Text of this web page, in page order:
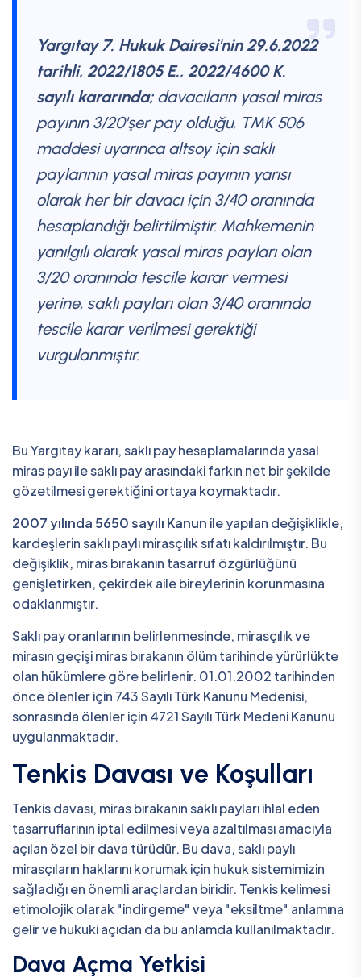
Yargıtay 7. Hukuk Dairesi'nin 29.6.2022
tarihli, 2022/1805 E., 2022/4600 K.
sayılı kararında;davacıların yasal miras
payının 3/20'şer pay olduğu, TMK 506
maddesi uyarınca altsoy için saklı
paylarının yasal miras payının yarısı
olarak her bir davacı için 3/40 oranında
hesaplandığı belirtilmiştir. Mahkemenin
yanılgılı olarak yasal miras payları olan
3/20 oranında tescile karar vermesi
yerine, saklı payları olan 3/40 oranında
tescile karar verilmesi gerektiği
vurgulanmıştır.
Bu Yargıtay kararı, saklı pay hesaplamalarında yasal
miras payı ile saklı pay arasındaki farkın net bir şekilde
gözetilmesi gerektiğini ortaya koymaktadır.
2007 yılında 5650 sayılı Kanun ile yapılan değişiklikle,
kardeşlerin saklı paylı mirasçılık sıfatı kaldırılmıştır. Bu
değişiklik, miras bırakanın tasarruf özgürlüğünü
genişletirken, çekirdek aile bireylerinin korunmasına
odaklanmıştır.
Saklı pay oranlarının belirlenmesinde, mirasçılık ve
mirasın geçişi miras bırakanın ölüm tarihinde yürürlükte
olan hükümlere göre belirlenir. 01.01.2002 tarihinden
önce ölenler için 743 Sayılı Türk Kanunu Medenisi,
sonrasında ölenler için 4721 Sayılı Türk Medeni Kanunu
uygulanmaktadır.
Tenkis Davası ve Koşulları
Tenkis davası, miras bırakanın saklı payları ihlal eden
tasarruflarının iptal edilmesi veya azaltılması amacıyla
açılan özel bir dava türüdür. Bu dava, saklı paylı
mirasçıların haklarını korumak için hukuk sistemimizin
sağladığı en önemli araçlardan biridir. Tenkis kelimesi
etimolojik olarak "indirgeme" veya "eksiltme" anlamına
gelir ve hukuki açıdan da bu anlamda kullanılmaktadır.
Dava Açma Yetkisi